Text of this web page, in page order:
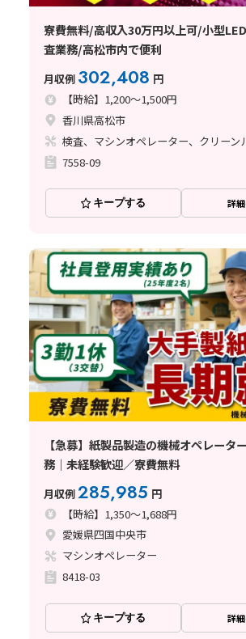
寮費無料/高収入30万円以上可/小型
査業務/高松市内で便利
月収例 302,408 円
【時給】1,200～1,500円
香川県高松市
検査、マシンオペレーター、クリーン
7558-09
キープする 詳
【急募】紙製品製造の機械オペレータ
務｜未経験歓迎／寮費無料
月収例285,985 円
【時給】1,350～1,688円
愛媛県四国中央市
マシンオペレーター
8418-03
キープする 詳